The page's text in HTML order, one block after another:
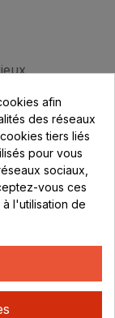
afin
des réseaux
tiers liés
pour vous
sociaux,
vous ces
l'utilisation de